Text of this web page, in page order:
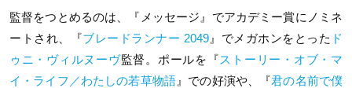
監督をつとめるのは、『メッセージ』でアカデミー賞にノミネ
ートされ、『ブレードランナー 2049』でメガホンをとった ド
ゥニ・ヴィルヌーヴ監督。ポールを『ストーリー・オブ・マ
イ・ライフ／わたしの若草物語 』での好演や、『君の名前で僕